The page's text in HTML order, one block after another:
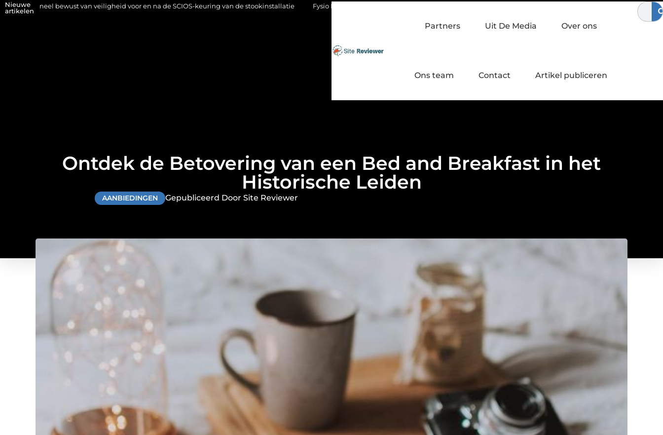
Nieuwe
artikelen
bewust van veiligheid voor en na de SCIOS-keuring van de stookinstallatie Fysio Bleiswijk: gericht werken aan soepel en pijnvrij bewegen Zo
Partners Uit De Media Over ons
Ons team Contact Artikel publiceren
Ontdek de Betovering van een Bed and Breakfast in het
Historische Leiden
AANBIEDINGEN Gepubliceerd Door Site Reviewer